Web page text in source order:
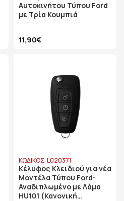
Αυτοκινήτου Τύπου Ford
με Τρία Κουμπιά
11,90€
ΚΩΔΙΚΟΣ: L020371
Κέλυφος Κλειδιού για νέα
Μοντέλα Τύπου Ford-
Αναδιπλωμένο με Λάμα
HU101 (Κανονική